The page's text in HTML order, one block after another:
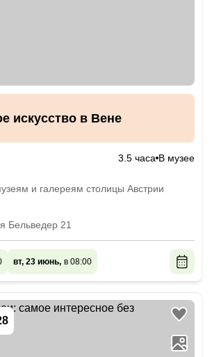
искусство в Вене
3.5 часа В музее
и галереям столицы Австрии
Бельведер 21
вт, 23 июнь, в 08:00